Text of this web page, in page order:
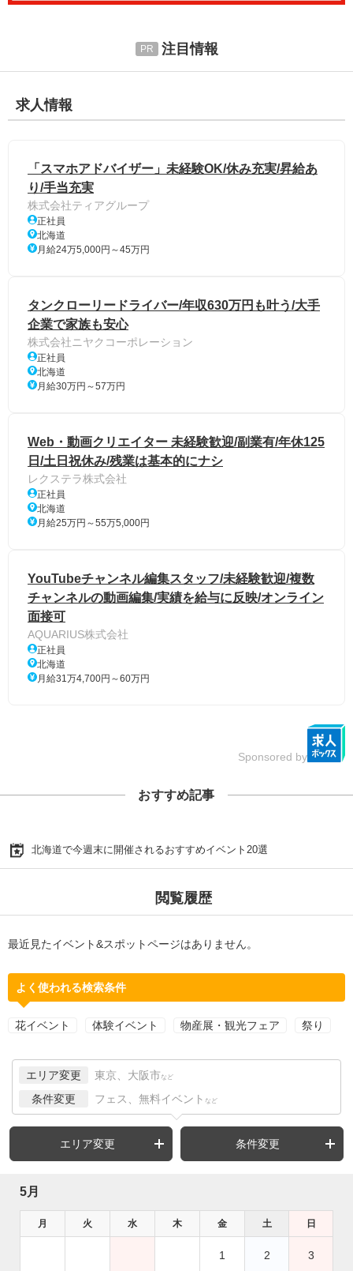
注目情報
求人情報
「スマホアドバイザー」未経験OK/休み充実/昇給あ
り/手当充実
株式会社ティアグループ
正社員
北海道
月給24万5,000円～45万円
タンクローリードライバー/年収630万円も叶う/大手
企業で家族も安心
株式会社ニヤクコーポレーション
正社員
北海道
月給30万円～57万円
Web・動画クリエイター 未経験歓迎/副業有/年休125
日/土日祝休み/残業は基本的にナシ
レクステラ株式会社
正社員
北海道
月給25万円～55万5,000円
YouTubeチャンネル編集スタッフ/未経験歓迎/複数
チャンネルの動画編集/実績を給与に反映/オンライン
面接可
AQUARIUS株式会社
正社員
北海道
月給31万4,700円～60万円
Sponsored by
おすすめ記事
北海道で今週末に開催されるおすすめイベント20選
閲覧履歴
最近見たイベント&スポットページはありません。
よく使われる検索条件
花イベント 体験イベント 物産展・観光フェア 祭り
エリア変更 東京、大阪市 など
条件変更 フェス、無料イベント など
エリア変更 条件変更
5月
月 火 水 木 金 土 日
1 2 3